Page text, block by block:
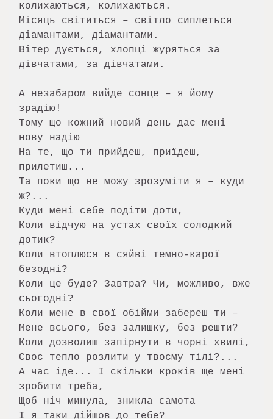
колихаються, колихаються.
Місяць світиться – світло сиплеться
діамантами, діамантами.
Вітер дується, хлопці журяться за
дівчатами, за дівчатами.
А незабаром вийде сонце – я йому
зрадію!
Тому що кожний новий день дає мені
нову надію
На те, що ти прийдеш, приїдеш,
прилетиш...
Та поки що не можу зрозуміти я – куди
ж?...
Куди мені себе подіти доти,
Коли відчую на устах своїх солодкий
дотик?
Коли втоплюся в сяйві темно-карої
безодні?
Коли це буде? Завтра? Чи, можливо, вже
сьогодні?
Коли мене в свої обійми забереш ти –
Мене всього, без залишку, без решти?
Коли дозволиш запірнути в чорні хвилі,
Своє тепло розлити у твоєму тілі?...
А час іде... І скільки кроків ще мені
зробити треба,
Щоб ніч минула, зникла самота
І я таки дійшов до тебе?